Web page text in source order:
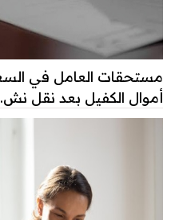
مستحقات العامل في
أموال الكفيل بعد نقل